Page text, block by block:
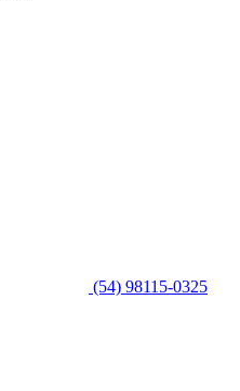
(54) 98115-0325